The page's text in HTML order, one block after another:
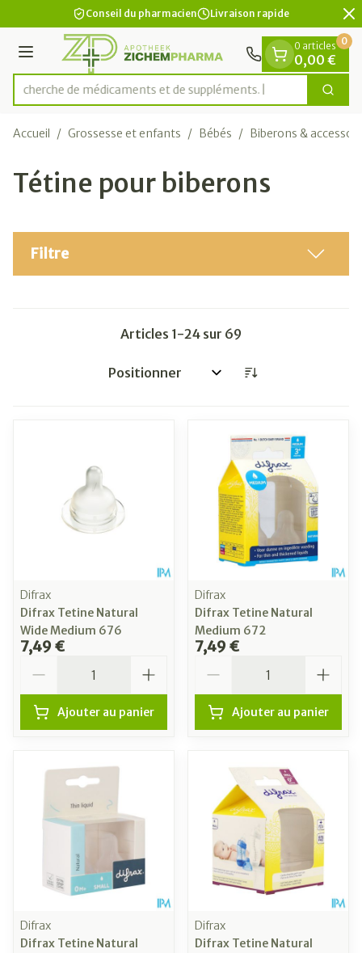
Aller au contenu
2 de 2Conseil du pharmacien Livraison rapide
Menu
Rechercher
Recherche de médicament
0 articles
0,00 €
0
Accueil / Grossesse et enfants / Bébés / Biberons &
Tétine pour biberons
Filtre
Articles 1-24 sur 69
Trier par:
Difrax
Difrax Tetine Natural
Wide Medium 676
7,49 €
Ajouter au panier
Difrax
Difrax Tetine Natural
Medium 672
7,49 €
Ajouter au panier
Difrax
Difrax Tetine Natural
Difrax
Difrax Tetine Natural